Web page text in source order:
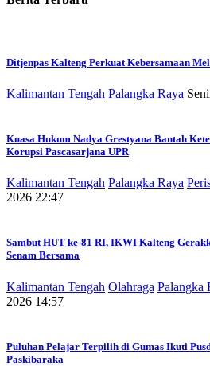
Ditjenpas Kalteng Perkuat Kebersamaan
Kalimantan Tengah Palangka Raya
Kuasa Hukum Nadya Grestyana Bantah
Korupsi Pascasarjana UPR
Kalimantan Tengah Palangka Raya
2026 22:47
Sambut HUT ke-81 RI, IKWI Kalteng
Senam Bersama
Kalimantan Tengah Olahraga Palangka
2026 14:57
Puluhan Pelajar Terpilih di Gumas Ikuti
Paskibaraka